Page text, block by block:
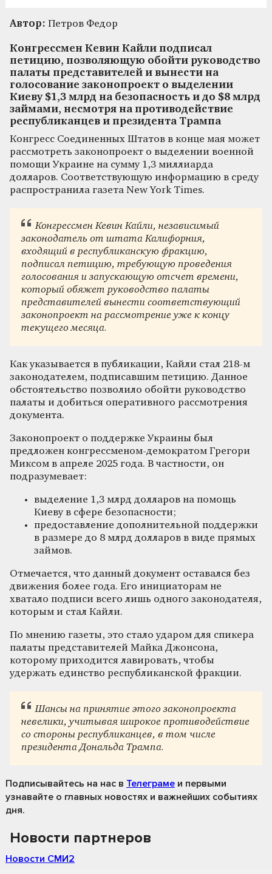
Автор: Петров Федор
Конгрессмен Кевин Кайли подписал
петицию, позволяющую обойти руководство
палаты представителей и вынести на
голосование законопроект о выделении
Киеву $1,3 млрд на безопасность и до $8 млрд
займами, несмотря на противодействие
республиканцев и президента Трампа
Конгресс Соединенных Штатов в конце мая может
рассмотреть законопроект о выделении военной
помощи Украине на сумму 1,3 миллиарда
долларов. Соответствующую информацию в среду
распространила газета New York Times.
Конгрессмен Кевин Кайли, независимый
законодатель от штата Калифорния,
входящий в республиканскую фракцию,
подписал петицию, требующую проведения
голосования и запускающую отсчет времени,
который обяжет руководство палаты
представителей вынести соответствующий
законопроект на рассмотрение уже к концу
текущего месяца.
Как указывается в публикации, Кайли стал 218-м
законодателем, подписавшим петицию. Данное
обстоятельство позволило обойти руководство
палаты и добиться оперативного рассмотрения
документа.
Законопроект о поддержке Украины был
предложен конгрессменом-демократом Грегори
Миксом в апреле 2025 года. В частности, он
подразумевает:
выделение 1,3 млрд долларов на помощь
Киеву в сфере безопасности;
предоставление дополнительной поддержки
в размере до 8 млрд долларов в виде прямых
займов.
Отмечается, что данный документ оставался без
движения более года. Его инициаторам не
хватало подписи всего лишь одного законодателя,
которым и стал Кайли.
По мнению газеты, это стало ударом для спикера
палаты представителей Майка Джонсона,
которому приходится лавировать, чтобы
удержать единство республиканской фракции.
Шансы на принятие этого законопроекта
невелики, учитывая широкое противодействие
со стороны республиканцев, в том числе
президента Дональда Трампа.
Подписывайтесь на нас в Телеграме и первыми
узнавайте о главных новостях и важнейших событиях
дня.
Новости партнеров
Новости СМИ2